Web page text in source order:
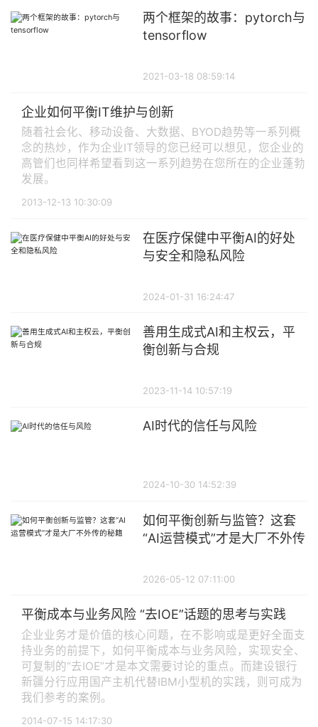
两个框架的故事：pytorch与
tensorflow
2021-03-18 08:59:14
企业如何平衡IT维护与创新
随着社会化、移动设备、大数据、BYOD趋势等一系列概
念的热炒，作为企业IT领导的您已经可以想见，您企业的
高管们也同样希望看到这一系列趋势在您所在的企业蓬勃
发展。
2013-12-13 10:30:09
在医疗保健中平衡AI的好处
与安全和隐私风险
2024-01-31 16:24:47
善用生成式AI和主权云，平
衡创新与合规​
2023-11-14 10:57:19
AI时代的信任与风险
2024-10-30 14:52:39
如何平衡创新与监管？这套
“AI运营模式”才是大厂不外传
2026-05-12 07:11:00
平衡成本与业务风险 “去IOE”话题的思考与实践
企业业务才是价值的核心问题，在不影响或是更好全面支
持业务的前提下，如何平衡成本与业务风险，实现安全、
可复制的“去IOE”才是本文需要讨论的重点。而建设银行
新疆分行应用国产主机代替IBM小型机的实践，则可成为
我们参考的案例。
2014-07-15 14:17:30